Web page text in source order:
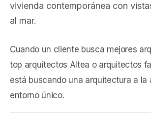
vivienda contemporánea con
al mar.
Cuando un cliente busca mejores
top arquitectos Altea o arquitectos
está buscando una arquitectura a la
entorno único.